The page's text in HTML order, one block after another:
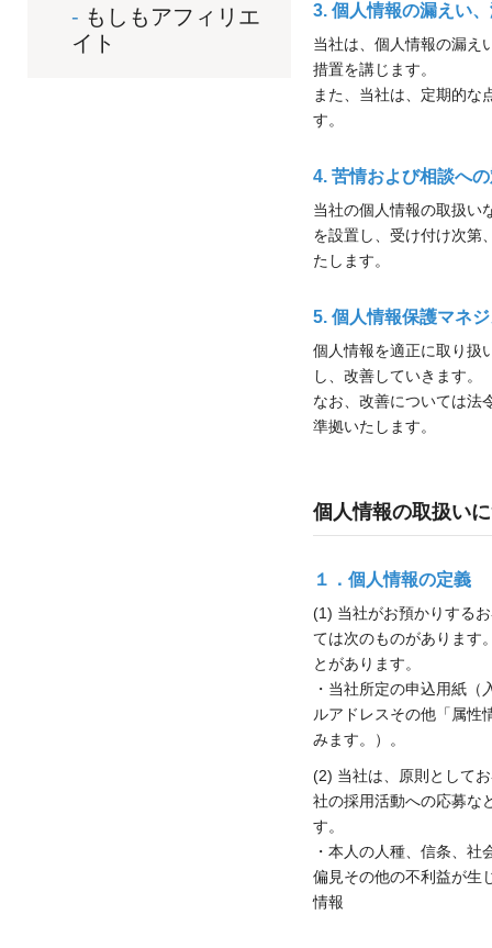
3. 個人情報の漏えい
当社は、個人情報の漏え
措置を講じます。
また、当社は、定期的な
す。
4. 苦情および相談へ
当社の個人情報の取扱い
を設置し、受け付け次第
たします。
5. 個人情報保護マネ
個人情報を適正に取り扱
し、改善していきます。
なお、改善については法
準拠いたします。
個人情報の取扱い
１．個人情報の定義
(1) 当社がお預かりする
ては次のものがあります
とがあります。
・当社所定の申込用紙
ルアドレスその他「属性
みます。）。
(2) 当社は、原則として
社の採用活動への応募な
す。
・本人の人種、信条、
偏見その他の不利益が生
情報
もしもアフィリエ
イト